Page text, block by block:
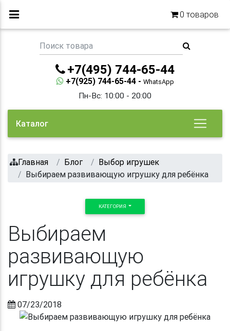
0 товаров
+7(495) 744-65-44
+7(925) 744-65-44 - WhatsApp
Пн-Вс: 10:00 - 20:00
Каталог
Главная Блог
Выбор игрушек
Выбираем развивающую игрушку для ребёнка
КАТЕГОРИЯ
Выбираем
развивающую
игрушку для ребёнка
07/23/2018